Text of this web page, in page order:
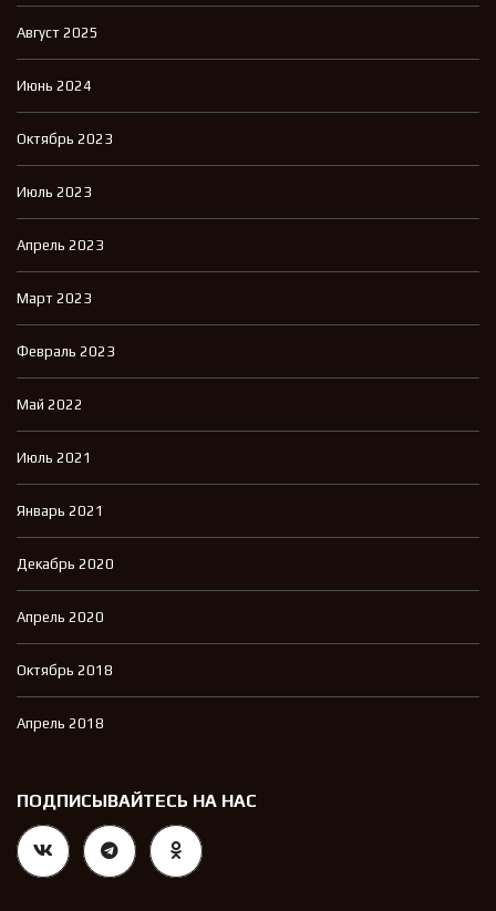
Август 2025
Июнь 2024
Октябрь 2023
Июль 2023
Апрель 2023
Март 2023
Февраль 2023
Май 2022
Июль 2021
Январь 2021
Декабрь 2020
Апрель 2020
Октябрь 2018
Апрель 2018
ПОДПИСЫВАЙТЕСЬ НА НАС